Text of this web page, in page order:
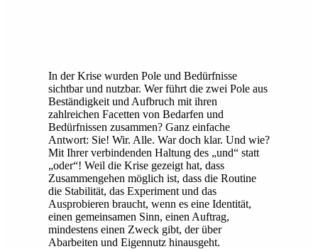
In der Krise wurden Pole und Bedürfnisse
sichtbar und nutzbar. Wer führt die zwei Pole aus
Beständigkeit und Aufbruch mit ihren
zahlreichen Facetten von Bedarfen und
Bedürfnissen zusammen? Ganz einfache
Antwort: Sie! Wir. Alle. War doch klar. Und wie?
Mit Ihrer verbindenden Haltung des „und“ statt
„oder“! Weil die Krise gezeigt hat, dass
Zusammengehen möglich ist, dass die Routine
die Stabilität, das Experiment und das
Ausprobieren braucht, wenn es eine Identität,
einen gemeinsamen Sinn, einen Auftrag,
mindestens einen Zweck gibt, der über
Abarbeiten und Eigennutz hinausgeht.